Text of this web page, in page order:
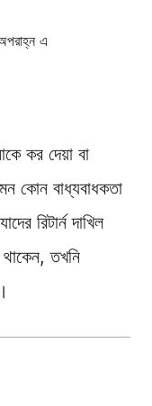
এ
কর দেয়া বা
কোন বাধ্যবাধকতা
রিটার্ন দাখিল
তখনি